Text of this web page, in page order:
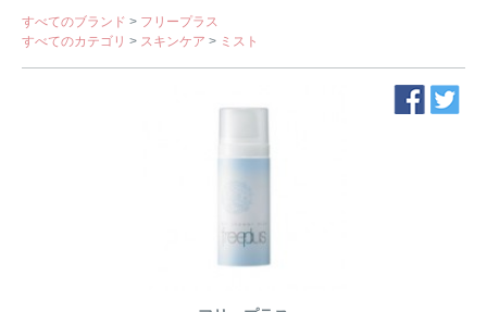
すべてのブランド > フリープラス
すべてのカテゴリ > スキンケア > ミスト